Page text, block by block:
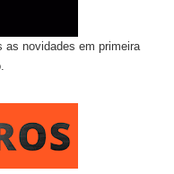
as novidades em primeira